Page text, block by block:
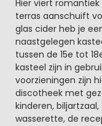
Hier viert
terras aanschuift
glas cider heb je
naastgelegen
tussen de 15e tot
kasteel zijn in
voorzieningen zijn
discotheek met
kinderen,
wasserette, de